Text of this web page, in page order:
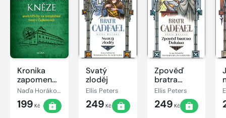
Kronika
zapomenutého
kněze
Naďa Horáková
199 Kč
Svatý
zloděj
Ellis Peters
249 Kč
Zpověď
bratra
Haluina
Ellis Peters
249 Kč